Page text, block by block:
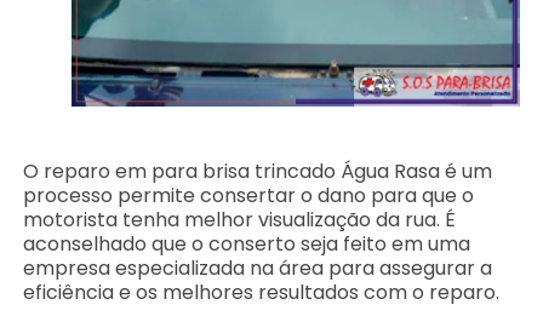
O reparo em para brisa trincado Água Rasa é um
processo permite consertar o dano para que o
motorista tenha melhor visualização da rua. É
aconselhado que o conserto seja feito em uma
empresa especializada na área para assegurar a
eficiência e os melhores resultados com o reparo.